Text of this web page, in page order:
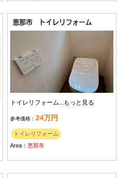
恵那市 トイレリフォーム
トイレリフォーム...もっと見る
参考価格：24万円
トイレリフォーム
Area：恵那市